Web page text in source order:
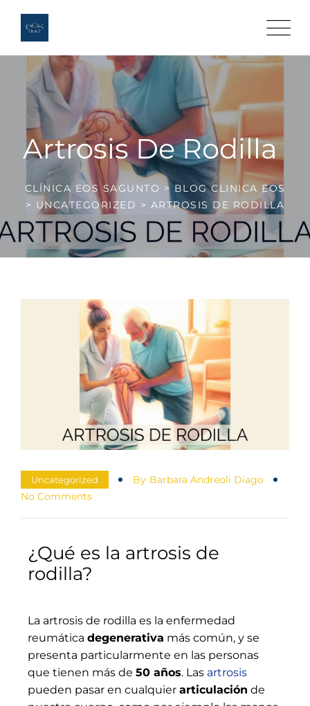
Artrosis De Rodilla
CLÍNICA EOS SAGUNTO >BLOG CLINICA EOS
> UNCATEGORIZED > ARTROSIS DE RODILLA
Uncategorized By Barbara Andreoli Diago
No Comments
¿Qué es la artrosis de
rodilla?
La artrosis de rodilla es la enfermedad
reumática degenerativa más común, y se
presenta particularmente en las personas
que tienen más de 50 años. Las artrosis
pueden pasar en cualquier articulación de